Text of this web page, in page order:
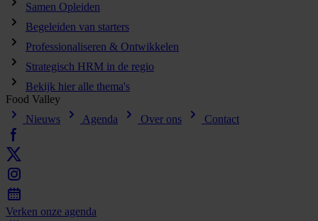
Samen Opleiden
Begeleiden van starters
Professionaliseren & Ontwikkelen
Strategisch HRM in de regio
Bekijk hier alle thema's
Food Valley
Nieuws
Agenda Over ons Contact
Verken onze agenda